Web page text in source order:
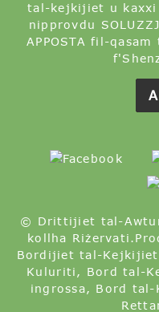
tal-kejkijiet u
nipprovdu
APPOSTA fil-
© Drittijiet tal-
kollha Riżervati.
Bordijiet tal-Kejkijiet
Kuluriti , Bord tal-
ingrossa, Bord tal-